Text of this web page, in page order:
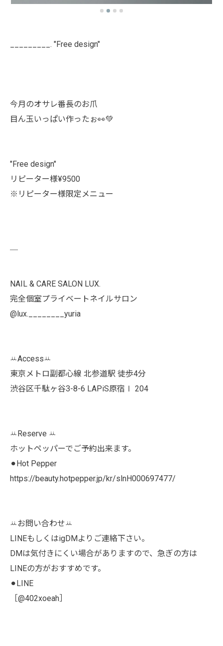
_________. "Free design"
今月のオサレ番長のお爪
目ん玉いっぱい作ったぉ👀💚
"Free design"
リピーター様¥9500
※リピーター様限定メニュー
NAIL & CARE SALON LUX.
完全個室プライベートネイルサロン
@lux.________yuria
ꕁAccessꕁ
東京メトロ副都心線 北参道駅 徒歩4分
渋谷区千駄ヶ谷3-8-6 LAPiS原宿Ⅰ 204
ꕁReserve ꕁ
ホットペッパーでご予約出来ます。
⚫︎Hot Pepper
https://beauty.hotpepper.jp/kr/slnH000697477/
ꕁお問い合わせꕁ
LINEもしくはigDMよりご連絡下さい。
DMは気付きにくい場合がありますので、急ぎの方は
LINEの方がおすすめです。
⚫︎LINE
［@402xoeah］